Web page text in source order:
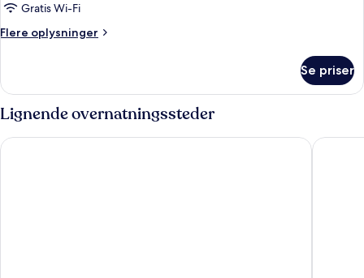
Gratis Wi-Fi
Flere oplysninger
Flere
Se priser
Lignende overnatningssteder
Maistra Camping Valkanela Mobile homes Maistra